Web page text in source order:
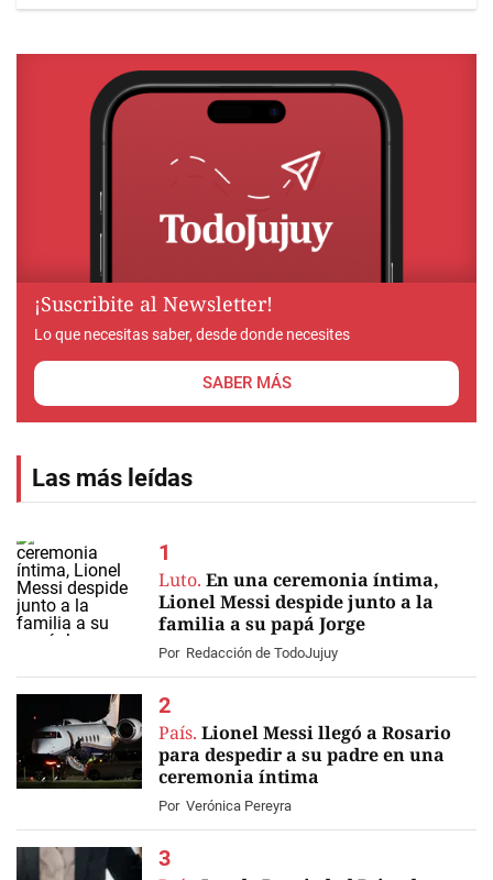
¡Suscribite al Newsletter!
Lo que necesitas saber, desde donde necesites
SABER MÁS
Las más leídas
Luto. En una ceremonia íntima,
Lionel Messi despide junto a la
familia a su papá Jorge
Por Redacción de TodoJujuy
País. Lionel Messi llegó a Rosario
para despedir a su padre en una
ceremonia íntima
Por Verónica Pereyra